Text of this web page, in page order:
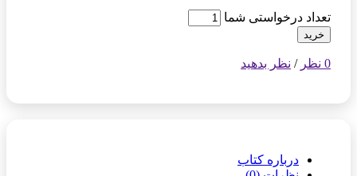
تعداد درخواستی شما
خرید
0 نظر / نظر بدهید
درباره کتاب